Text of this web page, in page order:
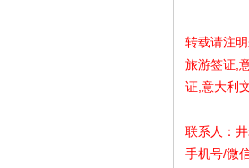
转载请注
旅游签证,
证,意大利
联系人：
手机号/微